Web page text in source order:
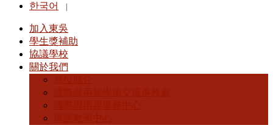
한국어
加入東吳
學生獎補助
協議學校
關於我們